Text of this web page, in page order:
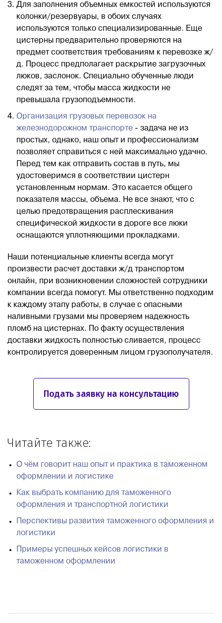
Для заполнения объемных емкостей используются
колонки/резервуары, в обоих случаях
используются только специализированные. Еще
цистерны предварительно проверяются на
предмет соответствия требованиям к перевозке ж/
д. Процесс предполагает раскрытие загрузочных
люков, заслонок. Специально обученные люди
следят за тем, чтобы масса жидкости не
превышала грузоподъемности.
Организация грузовых перевозок на
железнодорожном транспорте - задача не из
простых, однако, наш опыт и профессионализм
позволяет справиться с ней максимально удачно.
Перед тем как отправить состав в путь, мы
удостоверимся в соответствии цистерн
установленным нормам. Это касается общего
показателя массы, объема. Не все знают, что с
целью предотвращения расплескивания
специфической жидкости в дороге все люки
оснащаются уплотняющими прокладками.
Наши потенциальные клиенты всегда могут
произвести расчет доставки ж/д транспортом
онлайн, при возникновении сложностей сотрудники
компании всегда помогут. Мы ответственно подходим
к каждому этапу работы, в случае с опасными
наливными грузами мы проверяем надежность
пломб на цистернах. По факту осуществления
доставки жидкость полностью сливается, процесс
контролируется доверенным лицом грузополучателя.
Подать заявку на консультацию
Читайте также:
О чём говорит наш опыт и практика в таможенном
оформлении и логистике
Как выбрать компанию для таможенного
оформления и транспортной логистики
Перспективы развития таможенного оформления и
логистики
Примеры успешных кейсов логистики в
таможенном оформлении